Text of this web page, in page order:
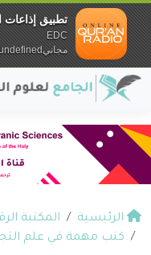
الرئيسية المكتبة
كتب مهمة في علم
تطبيق إذاعات
EDC
مجانيundefined